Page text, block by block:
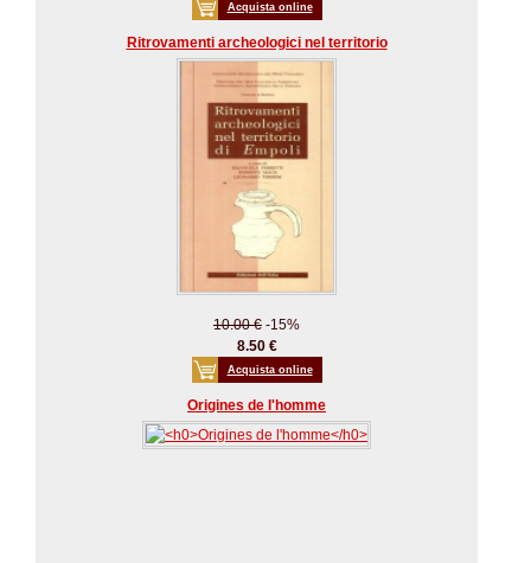
Acquista online
Ritrovamenti archeologici nel territorio
10.00 € -15%
8.50 €
Acquista online
Origines de l'homme